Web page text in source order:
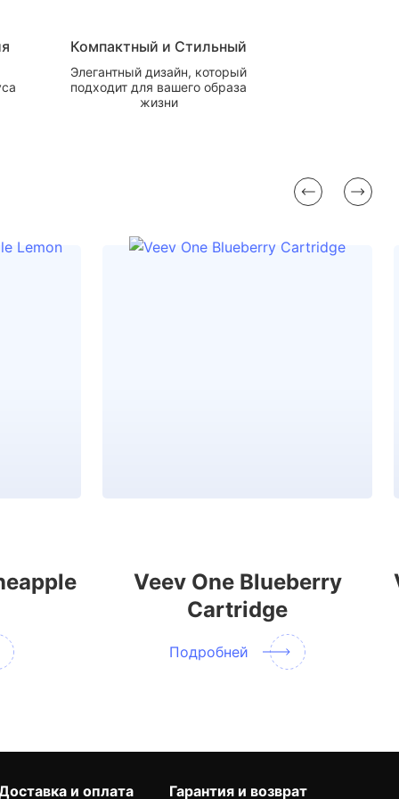
Компактный и Стильный
Элегантный дизайн, который
подходит для вашего образа
жизни
Veev One Blueberry
Cartridge
Подробней
и оплата Гарантия и возврат